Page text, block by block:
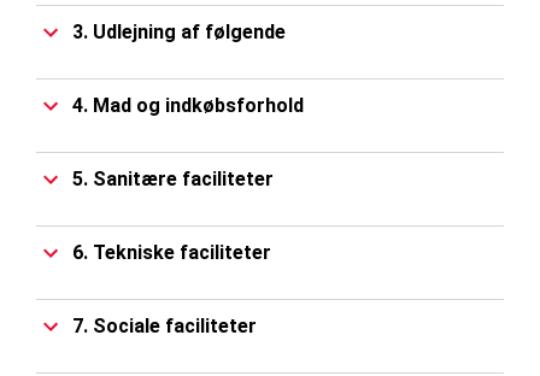
3. Udlejning af følgende
4. Mad og indkøbsforhold
5. Sanitære faciliteter
6. Tekniske faciliteter
7. Sociale faciliteter